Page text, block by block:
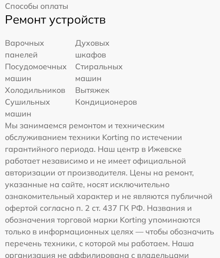
Способы оплаты
Ремонт устройств
Варочных
панелей
Духовых
шкафов
Посудомоечных
машин
Стиральных
машин
Холодильников
Вытяжек
Сушильных
машин
Кондиционеров
Мы занимаемся ремонтом и техническим
обслуживанием техники Korting по истечении
гарантийного периода. Наш центр в Ижевске
работает независимо и не имеет официальной
авторизации от производителя. Цены на ремонт,
указанные на сайте, носят исключительно
ознакомительный характер и не являются публичной
офертой согласно п. 2 ст. 437 ГК РФ. Названия и
обозначения торговой марки Korting упоминаются
только в информационных целях — чтобы обозначить
перечень техники, с которой мы работаем. Наша
организация не аффилирована с владельцами